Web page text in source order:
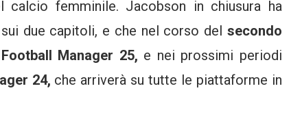
calcio femminile. Jacobson in chiusura ha
due capitoli, e che nel corso del secondo
Football Manager 25, e nei prossimi periodi
24, che arriverà su tutte le piattaforme in